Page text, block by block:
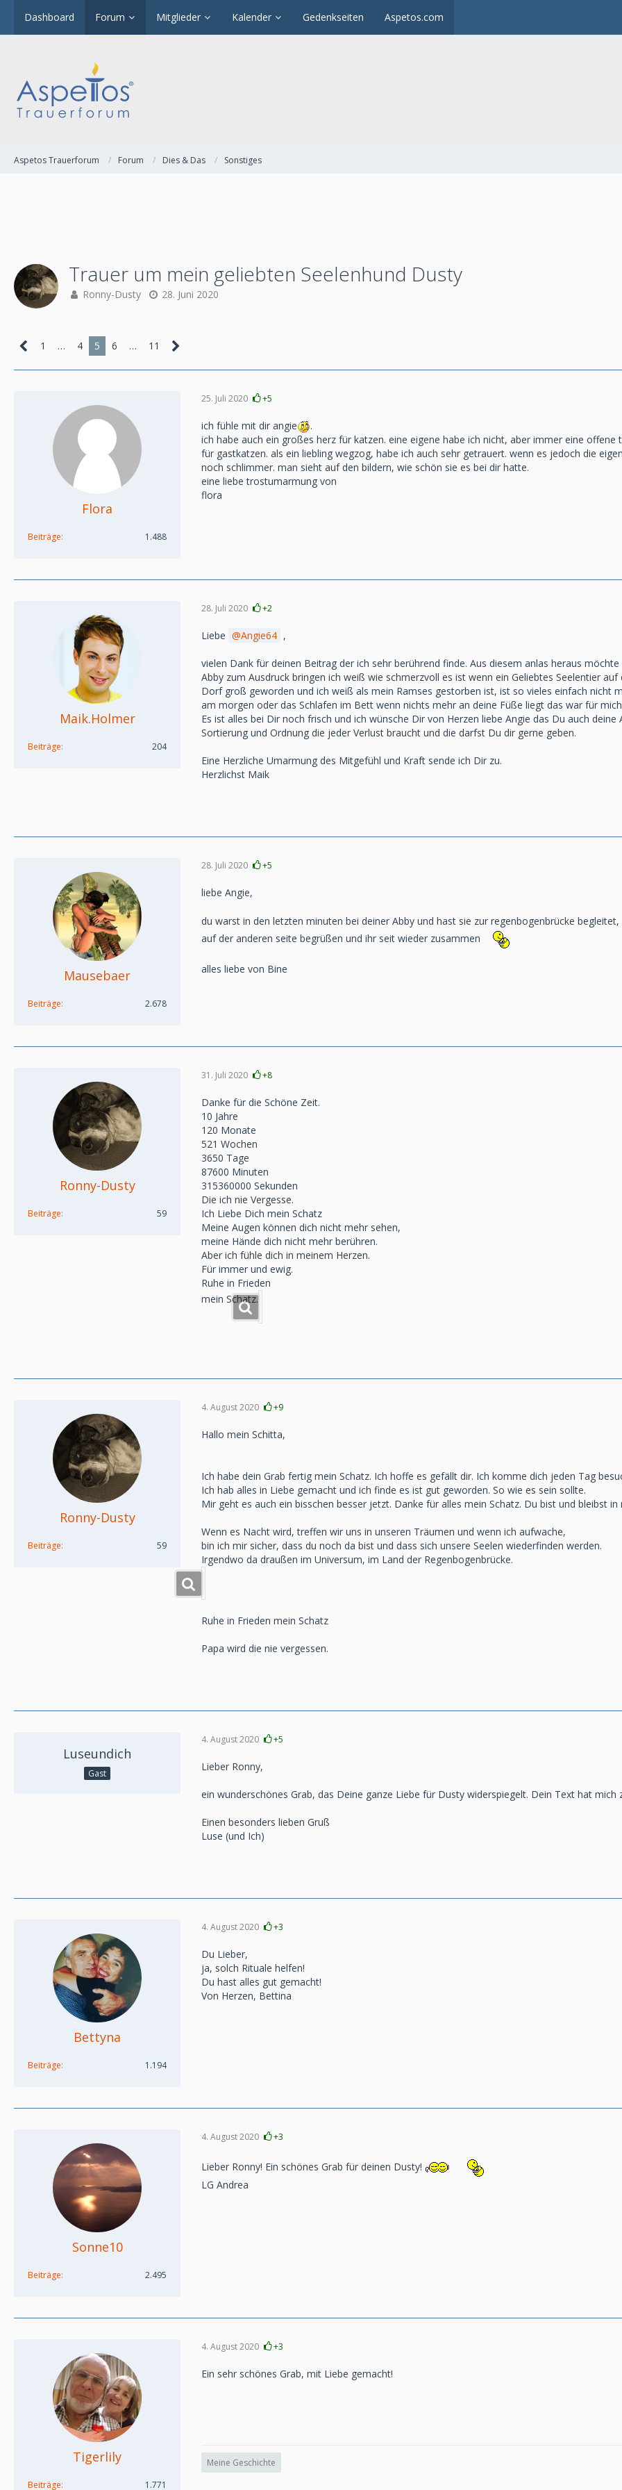
Dashboard Forum Mitglieder Kalender Gedenkseiten Aspetos.com
Aspetos Trauerforum Forum Dies & Das Sonstiges
Trauer um mein geliebten Seelenhund Dusty
Ronny-Dusty 28. Juni 2020
1 … 4 5 6 … 11
Flora
Beiträge 1.488
25. Juli 2020 +5
ich fühle mit dir angie
.
ich habe auch ein großes herz für katzen. eine eigene habe ich nicht, aber immer eine offene
für gastkatzen. als ein liebling wegzog, habe ich auch sehr getrauert. wenn es jedoch die
noch schlimmer. man sieht auf den bildern, wie schön sie es bei dir hatte.
eine liebe trostumarmung von
flora
Maik.Holmer
Beiträge 204
28. Juli 2020 +2
Liebe Angie64 ,
vielen Dank für deinen Beitrag der ich sehr berührend finde. Aus diesem anlas heraus
Abby zum Ausdruck bringen ich weiß wie schmerzvoll es ist wenn ein Geliebtes Seelentier
Dorf groß geworden und ich weiß als mein Ramses gestorben ist, ist so vieles einfach nicht
am morgen oder das Schlafen im Bett wenn nichts mehr an deine Füße liegt das war für
Es ist alles bei Dir noch frisch und ich wünsche Dir von Herzen liebe Angie das Du auch
Sortierung und Ordnung die jeder Verlust braucht und die darfst Du dir gerne geben.
Eine Herzliche Umarmung des Mitgefühl und Kraft sende ich Dir zu.
Herzlichst Maik
Mausebaer
Beiträge 2.678
28. Juli 2020 +5
liebe Angie,
du warst in den letzten minuten bei deiner Abby und hast sie zur regenbogenbrücke
auf der anderen seite begrüßen und ihr seit wieder zusammen
alles liebe von Bine
Ronny-Dusty
Beiträge 59
31. Juli 2020 +8
Danke für die Schöne Zeit.
10 Jahre
120 Monate
521 Wochen
3650 Tage
87600 Minuten
315360000 Sekunden
Die ich nie Vergesse.
Ich Liebe Dich mein Schatz
Meine Augen können dich nicht mehr sehen,
meine Hände dich nicht mehr berühren.
Aber ich fühle dich in meinem Herzen.
Für immer und ewig.
Ruhe in Frieden
mein Schatz.
Ronny-Dusty
Beiträge 59
4. August 2020 +9
Hallo mein Schitta,
Ich habe dein Grab fertig mein Schatz. Ich hoffe es gefällt dir. Ich komme dich jeden Tag
Ich hab alles in Liebe gemacht und ich finde es ist gut geworden. So wie es sein sollte.
Mir geht es auch ein bisschen besser jetzt. Danke für alles mein Schatz. Du bist und bleibst in
Wenn es Nacht wird, treffen wir uns in unseren Träumen und wenn ich aufwache,
bin ich mir sicher, dass du noch da bist und dass sich unsere Seelen wiederfinden werden.
Irgendwo da draußen im Universum, im Land der Regenbogenbrücke.
Ruhe in Frieden mein Schatz
Papa wird die nie vergessen.
Luseundich
Gast
4. August 2020 +5
Lieber Ronny,
ein wunderschönes Grab, das Deine ganze Liebe für Dusty widerspiegelt. Dein Text hat mich
Einen besonders lieben Gruß
Luse (und Ich)
Bettyna
Beiträge 1.194
4. August 2020 +3
Du Lieber,
ja, solch Rituale helfen!
Du hast alles gut gemacht!
Von Herzen, Bettina
Sonne10
Beiträge 2.495
4. August 2020 +3
Lieber Ronny! Ein schönes Grab für deinen Dusty!
LG Andrea
Tigerlily
Beiträge 1.771
4. August 2020 +3
Ein sehr schönes Grab, mit Liebe gemacht!
Meine Geschichte